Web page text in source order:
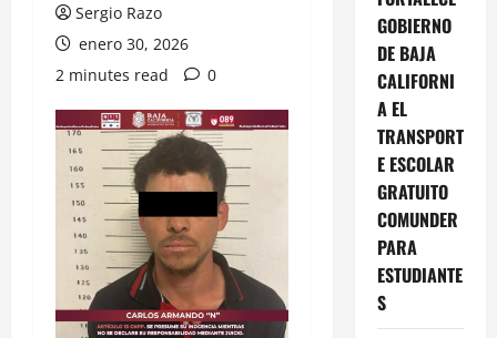
Sergio Razo
enero 30, 2026
2 minutes read
0
GOBIERNO
DE BAJA
CALIFORNI
A EL
TRANSPORT
E ESCOLAR
GRATUITO
COMUNDER
PARA
ESTUDIANTE
S